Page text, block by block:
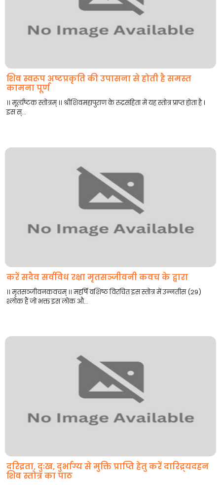
शिव स्वरूप अष्टप्रकृति की उपासना से होती है समस्त
कामना पूर्ण
।। मूर्त्यष्टक स्तोत्रम् ।। श्रीशिवमहापुराण के रुद्रसंहिता में यह स्तोत्र प्राप्त होता है ।
इस स्...
करें सदैव सर्वविध रक्षा मृतसञ्जीवनी कवच के द्वारा
।। मृतसञ्जीवनकवचम् ।। महर्षि वशिष्ठ विरचित इस स्तोत्र में उन्नतीस (29)
श्लोक हैं जो भक्त इस लोक औ...
दरिद्रता, दुःख, दुर्भाग्य से मुक्ति प्राप्ति हेतु करें दारिद्र्यदहन
शिव स्तोत्र का पाठ